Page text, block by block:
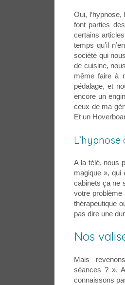
Oui,
font parties
certains
temps qu’il
société qui
de cuisine,
même faire à
pédalage, et
encore un
ceux de ma
Et un
L’hypnose
A la télé, nous
magique », qui
cabinets ça ne
votre
thérapeutique
pas dire une
Nos
Mais
séances ? ».
connaissons